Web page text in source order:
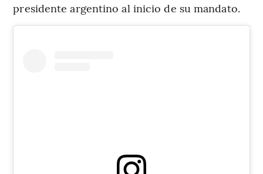
presidente argentino al inicio de su mandato.